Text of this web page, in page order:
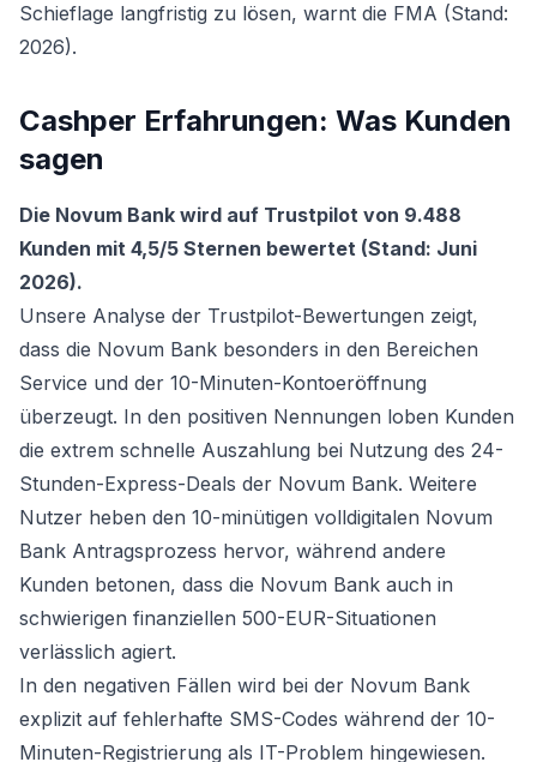
Schieflage langfristig zu lösen, warnt die FMA (Stand:
2026).
Cashper Erfahrungen: Was Kunden
sagen
Die Novum Bank wird auf Trustpilot von 9.488
Kunden mit 4,5/5 Sternen bewertet (Stand: Juni
2026).
Unsere Analyse der Trustpilot-Bewertungen zeigt,
dass die Novum Bank besonders in den Bereichen
Service und der 10-Minuten-Kontoeröffnung
überzeugt. In den positiven Nennungen loben Kunden
die extrem schnelle Auszahlung bei Nutzung des 24-
Stunden-Express-Deals der Novum Bank. Weitere
Nutzer heben den 10-minütigen volldigitalen Novum
Bank Antragsprozess hervor, während andere
Kunden betonen, dass die Novum Bank auch in
schwierigen finanziellen 500-EUR-Situationen
verlässlich agiert.
In den negativen Fällen wird bei der Novum Bank
explizit auf fehlerhafte SMS-Codes während der 10-
Minuten-Registrierung als IT-Problem hingewiesen.